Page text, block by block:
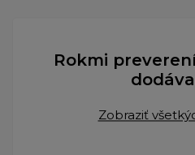
Rokmi
Zobraziť